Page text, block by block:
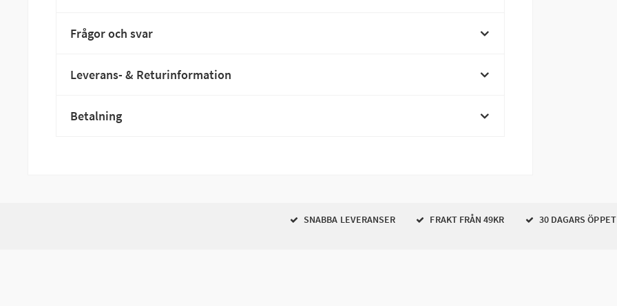
Frågor och svar
Leverans- & Returinformation
Betalning
SNABBA LEVERANSER FRAKT FRÅN 49KR 30 DAGARS